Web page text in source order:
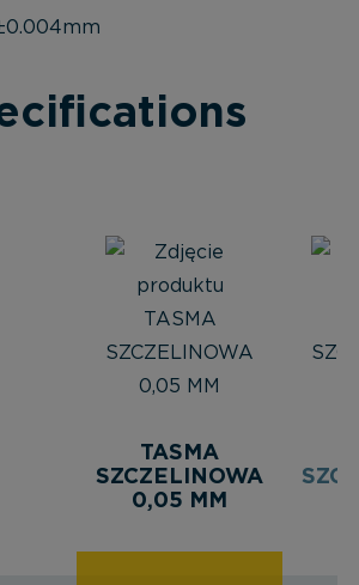
TASMA
SZCZELINOWA
0,05 MM